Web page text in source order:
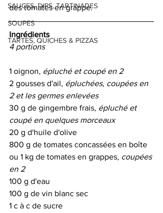
SAUCES, DIPS, TARTINADES
SOUPES
TARTES, QUICHES & PIZZAS
des tomates en grappe.
Ingrédients
4 portions
1 oignon, épluché et coupé en 2
2 gousses d'ail, épluchées, coupées en
2 et les germes enlevées
30 g de gingembre frais, épluché et
coupé en quelques morceaux
20 g d'huile d'olive
800 g de tomates concassées en boîte
ou 1 kg de tomates en grappes, coupées
en 2
100 g d'eau
100 g de vin blanc sec
1 c à c de sucre